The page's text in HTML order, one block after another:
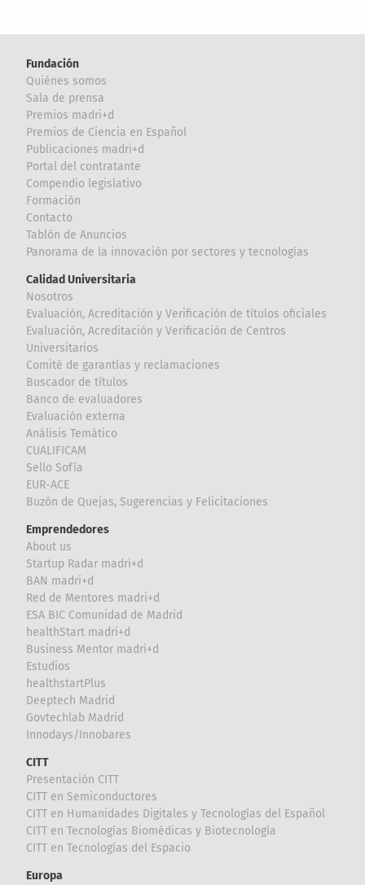
Fundación
Quiénes somos
Sala de prensa
Premios madri+d
Premios de Ciencia en Español
Publicaciones madri+d
Portal del contratante
Compendio legislativo
Formación
Contacto
Tablón de Anuncios
Panorama de la innovación por sectores y tecnologías
Calidad Universitaria
Nosotros
Evaluación, Acreditación y Verificación de títulos oficiales
Evaluación, Acreditación y Verificación de Centros
Universitarios
Comité de garantías y reclamaciones
Buscador de títulos
Banco de evaluadores
Evaluación externa
Análisis Temático
CUALIFICAM
Sello Sofía
EUR-ACE
Buzón de Quejas, Sugerencias y Felicitaciones
Emprendedores
About us
Startup Radar madri+d
BAN madri+d
Red de Mentores madri+d
ESA BIC Comunidad de Madrid
healthStart madri+d
Business Mentor madri+d
Estudios
healthstartPlus
Deeptech Madrid
Govtechlab Madrid
Innodays/Innobares
CITT
Presentación CITT
CITT en Semiconductores
CITT en Humanidades Digitales y Tecnologías del Español
CITT en Tecnologías Biomédicas y Biotecnología
CITT en Tecnologías del Espacio
Europa